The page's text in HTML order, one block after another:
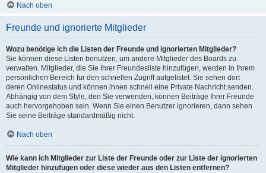
Nach oben
Freunde und ignorierte Mitglieder
Wozu benötige ich die Listen der Freunde und ignorierten Mitglieder?
Sie können diese Listen benutzen, um andere Mitglieder des Boards zu
verwalten. Mitglieder, die Sie Ihrer Freundesliste hinzufügen, werden in Ihrem
persönlichen Bereich für den schnellen Zugriff aufgelistet. Sie sehen dort
deren Onlinestatus und können ihnen schnell eine Private Nachricht senden.
Abhängig von dem Style, den Sie verwenden, können Beiträge Ihrer Freunde
auch hervorgehoben sein. Wenn Sie einen Benutzer ignorieren, dann sehen
Sie seine Beiträge standardmäßig nicht.
Nach oben
Wie kann ich Mitglieder zur Liste der Freunde oder zur Liste der ignorierten
Mitglieder hinzufügen oder diese wieder aus den Listen entfernen?